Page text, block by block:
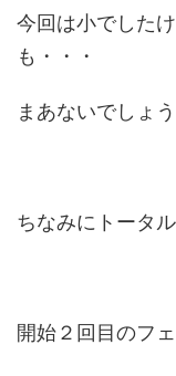
今回は小でした
も・・・
まあないでしょ
ちなみにトータ
開始２回目のフ